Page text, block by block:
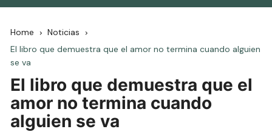
Home
Noticias
El libro que demuestra que el amor no termina cuando alguien
se va
El libro que demuestra que el
amor no termina cuando
alguien se va